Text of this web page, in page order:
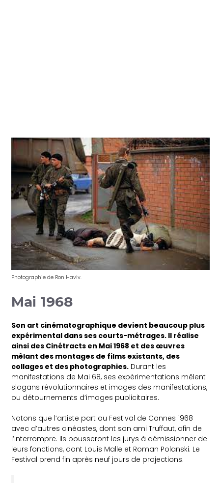
Photographie de Ron Haviv.
Mai 1968
Son art cinématographique devient beaucoup plus
expérimental dans ses courts-métrages. Il réalise
ainsi des Cinétracts en Mai 1968 et des œuvres
mêlant des montages de films existants, des
collages et des photographies. Durant les
manifestations de Mai 68, ses expérimentations mêlent
slogans révolutionnaires et images des manifestations,
ou détournements d’images publicitaires.
Notons que l’artiste part au Festival de Cannes 1968
avec d’autres cinéastes, dont son ami Truffaut, afin de
l’interrompre. Ils pousseront les jurys à démissionner de
leurs fonctions, dont Louis Malle et Roman Polanski. Le
Festival prend fin après neuf jours de projections.